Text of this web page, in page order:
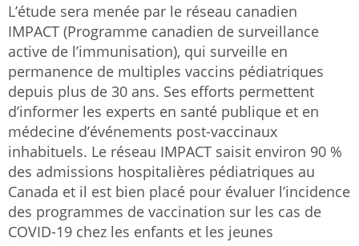
L’étude sera menée par le réseau canadien
IMPACT (Programme canadien de surveillance
active de l’immunisation), qui surveille en
permanence de multiples vaccins pédiatriques
depuis plus de 30 ans. Ses efforts permettent
d’informer les experts en santé publique et en
médecine d’événements post-vaccinaux
inhabituels. Le réseau IMPACT saisit environ 90 %
des admissions hospitalières pédiatriques au
Canada et il est bien placé pour évaluer l’incidence
des programmes de vaccination sur les cas de
COVID-19 chez les enfants et les jeunes